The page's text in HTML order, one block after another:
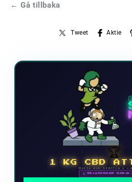
← Gå tillbaka
Tweet Aktie
🏆
1 KG CBD
Delta och klättra i
🗓 BELÖNINGAR VARJE